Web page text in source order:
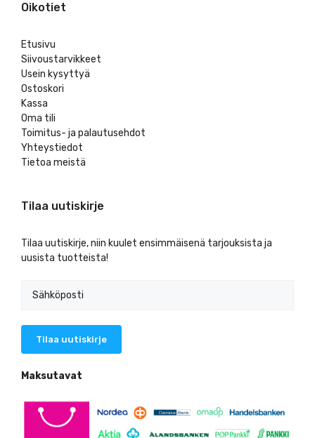
Oikotiet
Etusivu
Siivoustarvikkeet
Usein kysyttyä
Ostoskori
Kassa
Oma tili
Toimitus- ja palautusehdot
Yhteystiedot
Tietoa meistä
Tilaa uutiskirje
Tilaa uutiskirje, niin kuulet ensimmäisenä tarjouksista ja
uusista tuotteista!
Maksutavat